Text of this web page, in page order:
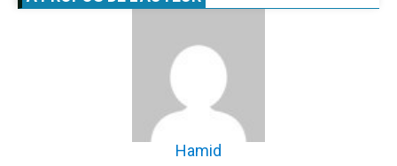
Hamid